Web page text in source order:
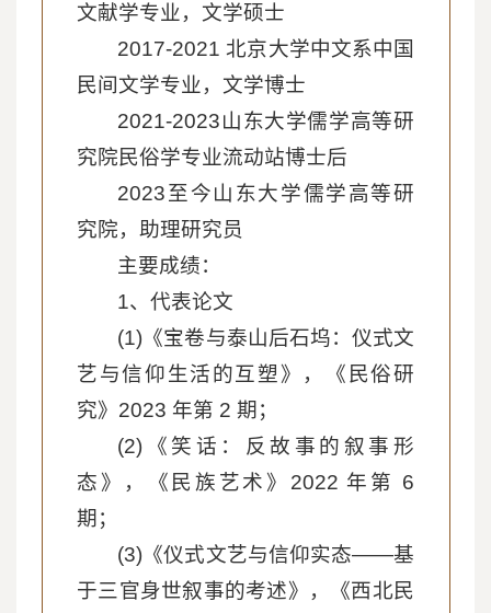
文献学专业，文学硕士
2017-2021 北京大学中文系中国
民间文学专业，文学博士
2021-2023山东大学儒学高等研
究院民俗学专业流动站博士后
2023至今山东大学儒学高等研
究院，助理研究员
主要成绩：
1、代表论文
(1)《宝卷与泰山后石坞：仪式文
艺与信仰生活的互塑》，《民俗研
究》2023 年第 2 期；
(2)《笑话：反故事的叙事形
态》，《民族艺术》2022 年第 6
期；
(3)《仪式文艺与信仰实态——基
于三官身世叙事的考述》，《西北民